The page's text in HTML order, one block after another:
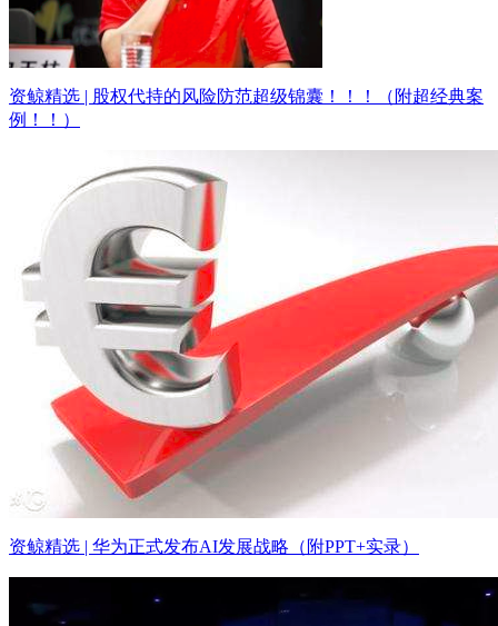
资鲸精选 | 股权代持的风险防范超级锦囊！！！（附超经典案
例！！）
资鲸精选 | 华为正式发布AI发展战略（附PPT+实录）